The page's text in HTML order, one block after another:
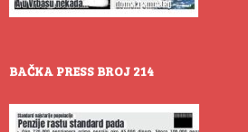
BAČKA PRESS BROJ 214